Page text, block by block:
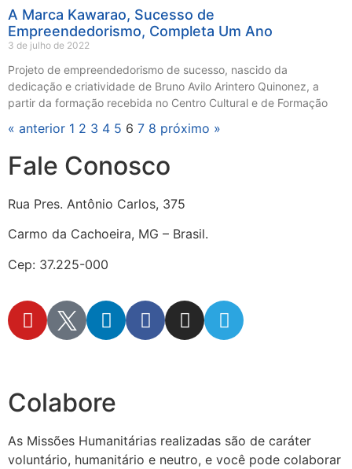
A Marca Kawarao, Sucesso de
Empreendedorismo, Completa Um Ano
3 de julho de 2022
Projeto de empreendedorismo de sucesso, nascido da
dedicação e criatividade de Bruno Avilo Arintero Quinonez, a
partir da formação recebida no Centro Cultural e de Formação
« anterior 1 2 3 4 5 6 7 8 próximo »
Fale Conosco
Rua Pres. Antônio Carlos, 375
Carmo da Cachoeira, MG – Brasil.
Cep: 37.225-000
Colabore
As Missões Humanitárias realizadas são de caráter
voluntário, humanitário e neutro, e você pode colaborar